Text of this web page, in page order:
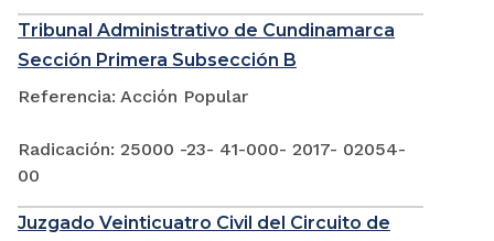
Tribunal Administrativo de Cundinamarca
Sección Primera Subsección B
Referencia: Acción Popular
Radicación: 25000 -23- 41-000- 2017- 02054-
00
Juzgado Veinticuatro Civil del Circuito de